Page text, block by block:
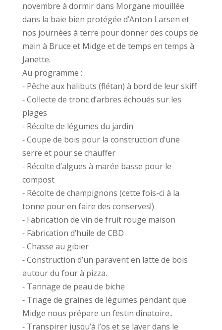
novembre à dormir dans Morgane mouillée
dans la baie bien protégée d’Anton Larsen et
nos journées à terre pour donner des coups de
main à Bruce et Midge et de temps en temps à
Janette.
Au programme :
⁃ Pêche aux halibuts (flétan) à bord de leur skiff
⁃ Collecte de tronc d’arbres échoués sur les
plages
⁃ Récolte de légumes du jardin
⁃ Coupe de bois pour la construction d’une
serre et pour se chauffer
⁃ Récolte d’algues à marée basse pour le
compost
⁃ Récolte de champignons (cette fois-ci à la
tonne pour en faire des conserves!)
⁃ Fabrication de vin de fruit rouge maison
⁃ Fabrication d’huile de CBD
⁃ Chasse au gibier
⁃ Construction d’un paravent en latte de bois
autour du four à pizza.
⁃ Tannage de peau de biche
⁃ Triage de graines de légumes pendant que
Midge nous prépare un festin dînatoire..
⁃ Transpirer jusqu’à l’os et se laver dans le